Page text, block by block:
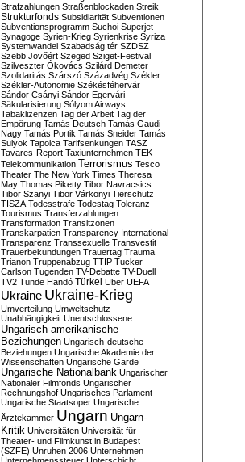
Strafzahlungen Straßenblockaden Streik
Strukturfonds Subsidiarität Subventionen
Subventionsprogramm Suchoi Superjet
Synagoge Syrien-Krieg Syrienkrise Syriza
Systemwandel Szabadság tér SZDSZ
Szebb Jövőért Szeged Sziget-Festival
Szilveszter Ókovács Szilárd Demeter
Szolidaritás Szárszó Századvég Székler
Székler-Autonomie Székésféhervár
Sándor Csányi Sándor Egervári
Säkularisierung Sólyom Airways
Tabaklizenzen Tag der Arbeit Tag der
Empörung Tamás Deutsch Tamás Gaudi-
Nagy Tamás Portik Tamás Sneider Tamás
Sulyok Tapolca Tarifsenkungen TASZ
Tavares-Report Taxiunternehmen TEK
Telekommunikation Terrorismus Tesco
Theater The New York Times Theresa
May Thomas Piketty Tibor Navracsics
Tibor Szanyi Tibor Várkonyi Tierschutz
TISZA Todesstrafe Todestag Toleranz
Tourismus Transferzahlungen
Transformation Transitzonen
Transkarpatien Transparency International
Transparenz Transsexuelle Transvestit
Trauerbekundungen Trauertag Trauma
Trianon Truppenabzug TTIP Tucker
Carlson Tugenden TV-Debatte TV-Duell
TV2 Tünde Handó Türkei Uber UEFA
Ukraine Ukraine-Krieg
Umverteilung Umweltschutz
Unabhängigkeit Unentschlossene
Ungarisch-amerikanische
Beziehungen Ungarisch-deutsche
Beziehungen Ungarische Akademie der
Wissenschaften Ungarische Garde
Ungarische Nationalbank Ungarischer
Nationaler Filmfonds Ungarischer
Rechnungshof Ungarisches Parlament
Ungarische Staatsoper Ungarische
Ärztekammer Ungarn Ungarn-
Kritik Universitäten Universität für
Theater- und Filmkunst in Budapest
(SZFE) Unruhen 2006 Unternehmen